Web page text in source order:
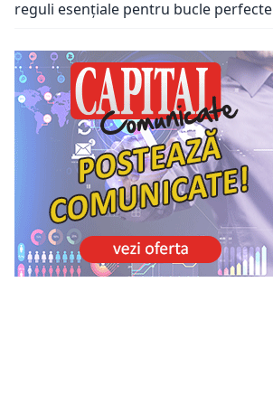
reguli esențiale pentru bucle perfecte